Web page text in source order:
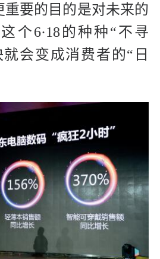
重要的目的是对未来的
个6·18的种种“不寻
会变成消费者的“日